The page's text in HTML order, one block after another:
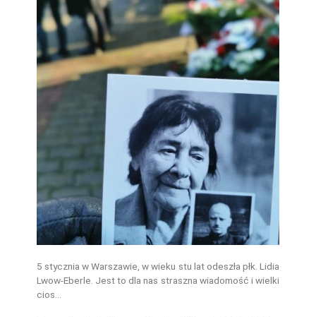
5 stycznia w Warszawie, w wieku stu lat odeszła płk. Lidia
Lwow-Eberle. Jest to dla nas straszna wiadomość i wielki
cios…